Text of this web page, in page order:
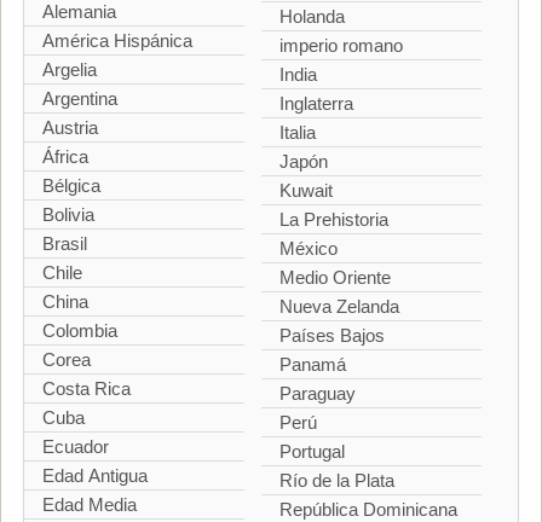
Alemania
América Hispánica
Argelia
Argentina
Austria
África
Bélgica
Bolivia
Brasil
Chile
China
Colombia
Corea
Costa Rica
Cuba
Ecuador
Edad Antigua
Edad Media
Holanda
imperio romano
India
Inglaterra
Italia
Japón
Kuwait
La Prehistoria
México
Medio Oriente
Nueva Zelanda
Países Bajos
Panamá
Paraguay
Perú
Portugal
Río de la Plata
República Dominicana